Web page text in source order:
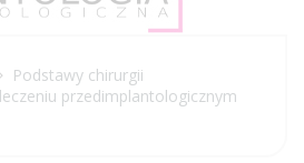
Podstawy chirurgii
przedimplantologicznym